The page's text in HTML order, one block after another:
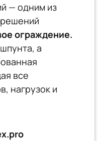
— одним из
ограждение.
а
все
нагрузок и